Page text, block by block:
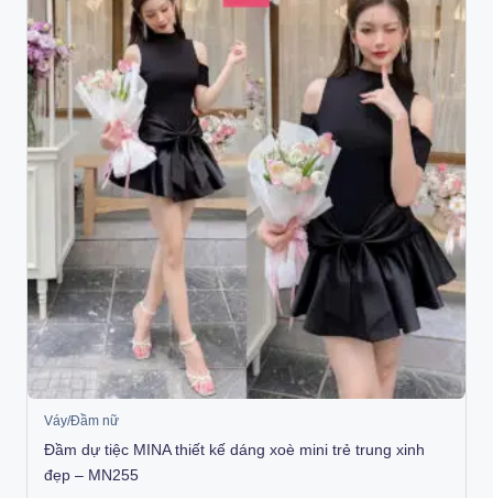
Váy/Đầm nữ
Đầm dự tiệc MINA thiết kế dáng xoè mini trẻ trung xinh
đẹp – MN255